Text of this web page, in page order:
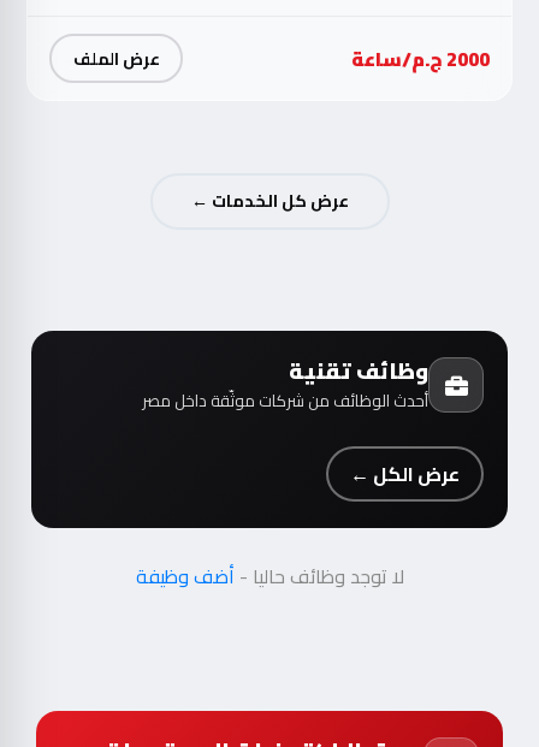
2000 ج.م/ساعة عرض الملف
عرض كل الخدمات ←
وظائف تقنية
أحدث الوظائف من شركات موثّقة داخل مصر
عرض الكل ←
لا توجد وظائف حاليا - أضف وظيفة